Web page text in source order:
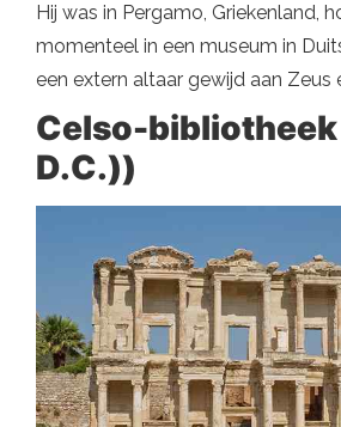
Hij was in Pergamo, Griekenland,
momenteel in een museum in
een extern altaar gewijd aan Zeus
Celso-bibliotheek
D.C.))